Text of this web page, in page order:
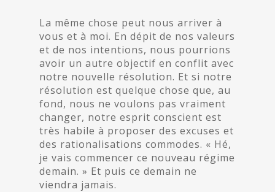
La même chose peut nous arriver à
vous et à moi. En dépit de nos valeurs
et de nos intentions, nous pourrions
avoir un autre objectif en conflit avec
notre nouvelle résolution. Et si notre
résolution est quelque chose que, au
fond, nous ne voulons pas vraiment
changer, notre esprit conscient est
très habile à proposer des excuses et
des rationalisations commodes. « Hé,
je vais commencer ce nouveau régime
demain. » Et puis ce demain ne
viendra jamais.